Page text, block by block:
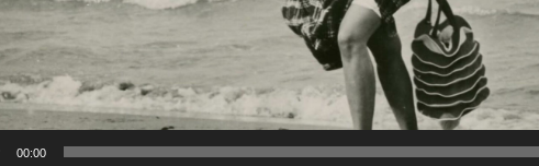
00:00